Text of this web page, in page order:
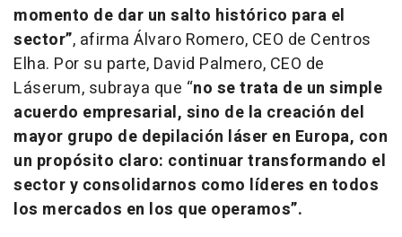
momento de dar un salto histórico para el
sector”, afirma Álvaro Romero, CEO de Centros
Elha. Por su parte, David Palmero, CEO de
Láserum, subraya que “no se trata de un simple
acuerdo empresarial, sino de la creación del
mayor grupo de depilación láser en Europa, con
un propósito claro: continuar transformando el
sector y consolidarnos como líderes en todos
los mercados en los que operamos”.